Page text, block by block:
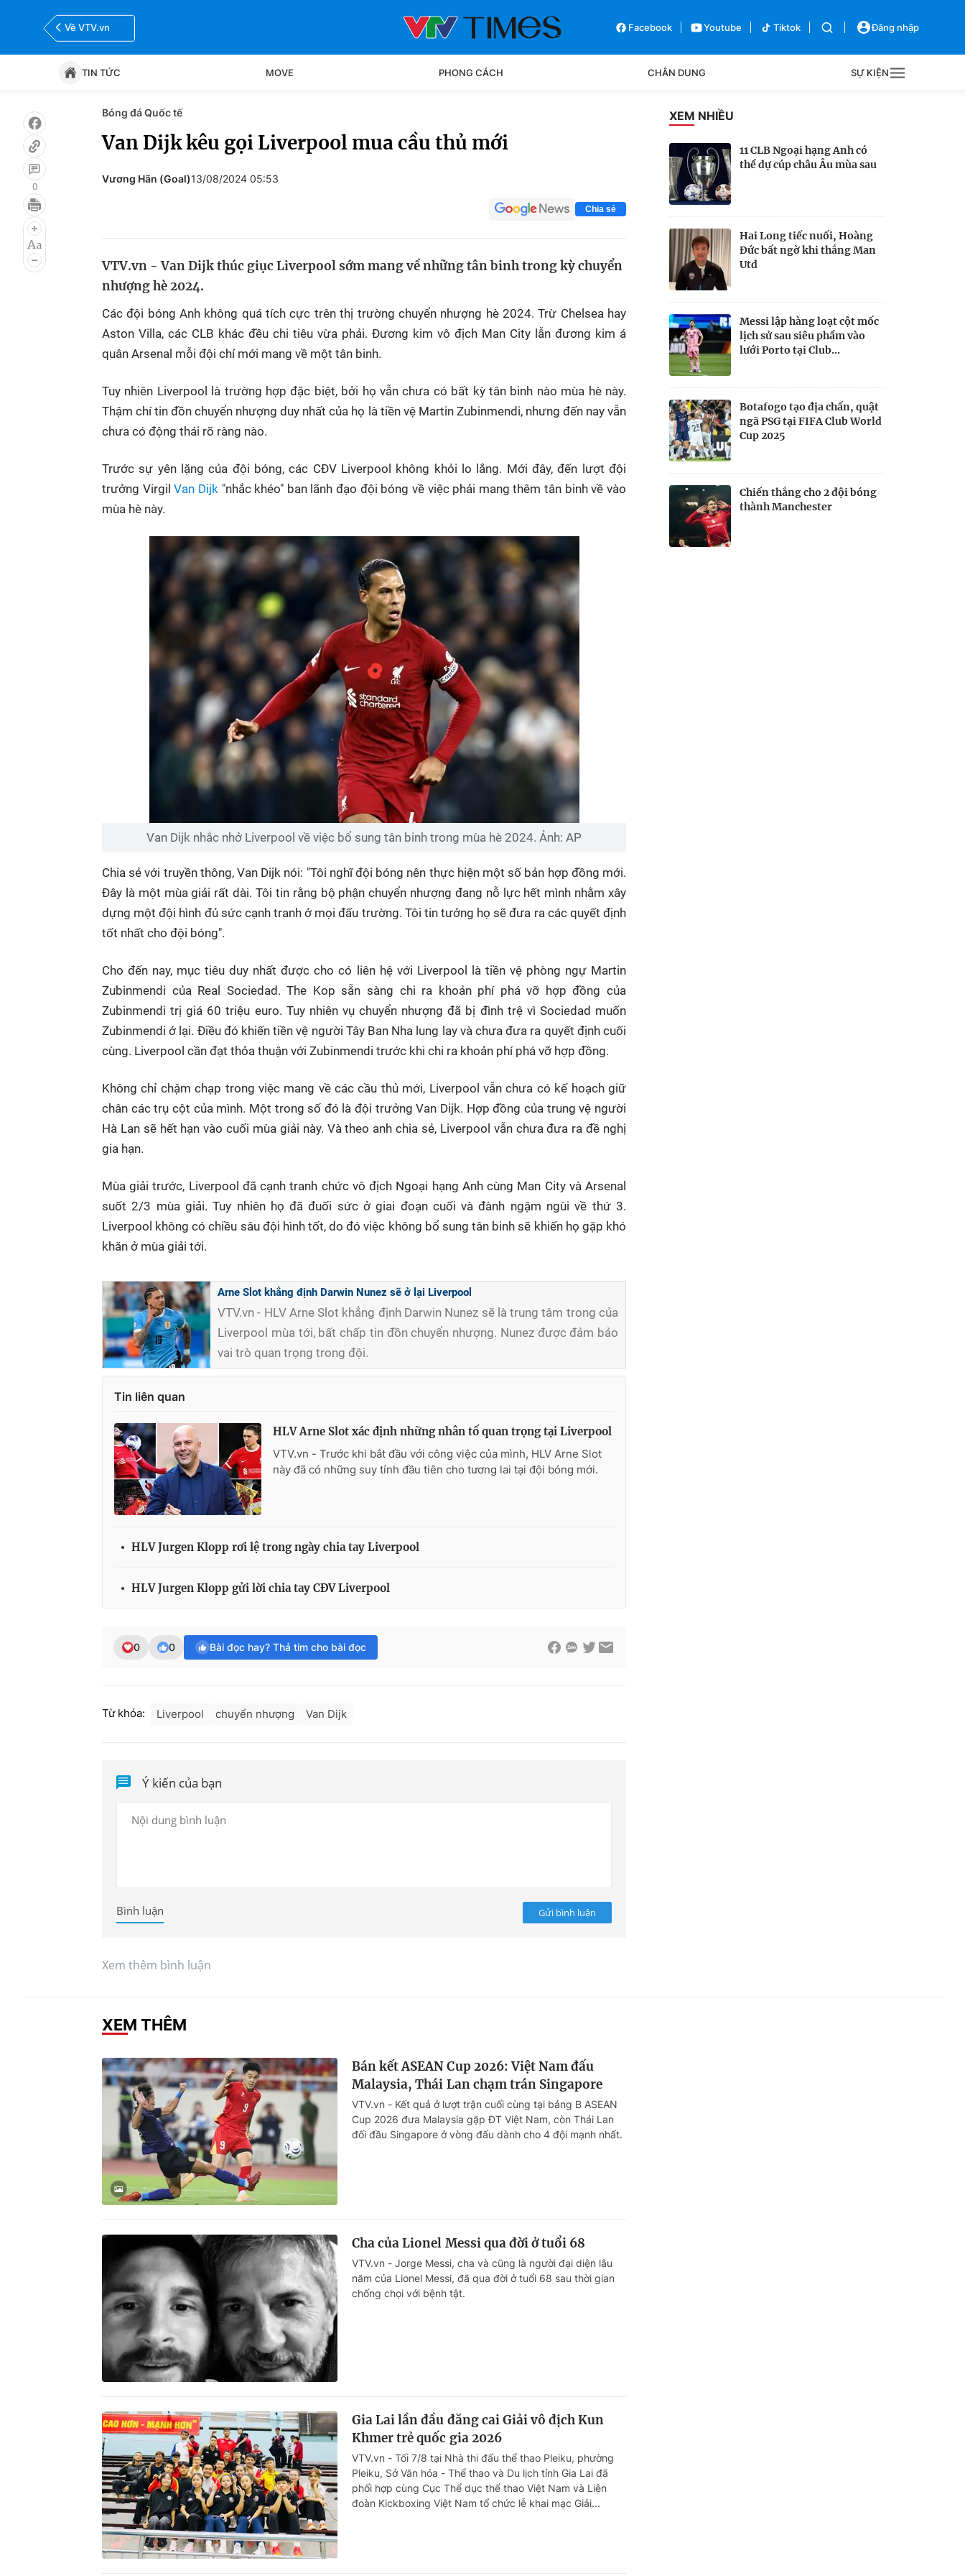
Về VTV.vn Facebook Youtube Tiktok Đăng nhập
TIN TỨC MOVE PHONG CÁCH CHÂN DUNG SỰ KIỆN
Tin tức
Bóng đá Bên lề
0
Bóng đá Quốc tế
Van Dijk kêu gọi Liverpool mua cầu thủ mới
Vương Hãn (Goal)13/08/2024 05:53
Chia sẻ
VTV.vn - Van Dijk thúc giục Liverpool sớm mang về những tân binh trong kỳ chuyển
nhượng hè 2024.
Các đội bóng Anh không quá tích cực trên thị trường chuyển nhượng hè 2024. Trừ Chelsea hay
Aston Villa, các CLB khác đều chi tiêu vừa phải. Đương kim vô địch Man City lẫn đương kim á
quân Arsenal mỗi đội chỉ mới mang về một tân binh.
Tuy nhiên Liverpool là trường hợp đặc biệt, bởi họ vẫn chưa có bất kỳ tân binh nào mùa hè này.
Thậm chí tin đồn chuyển nhượng duy nhất của họ là tiền vệ Martin Zubinmendi, nhưng đến nay vẫn
chưa có động thái rõ ràng nào.
Trước sự yên lặng của đội bóng, các CĐV Liverpool không khỏi lo lắng. Mới đây, đến lượt đội
trưởng VirgilVan Dijk"nhắc khéo" ban lãnh đạo đội bóng về việc phải mang thêm tân binh về vào
mùa hè này.
Van Dijk nhắc nhở Liverpool về việc bổ sung tân binh trong mùa hè 2024. Ảnh: AP
Chia sẻ với truyền thông, Van Dijk nói: "Tôi nghĩ đội bóng nên thực hiện một số bản hợp đồng mới.
Đây là một mùa giải rất dài. Tôi tin rằng bộ phận chuyển nhượng đang nỗ lực hết mình nhằm xây
dựng một đội hình đủ sức cạnh tranh ở mọi đấu trường. Tôi tin tưởng họ sẽ đưa ra các quyết định
tốt nhất cho đội bóng".
Cho đến nay, mục tiêu duy nhất được cho có liên hệ với Liverpool là tiền vệ phòng ngự Martin
Zubinmendi của Real Sociedad. The Kop sẵn sàng chi ra khoản phí phá vỡ hợp đồng của
Zubinmendi trị giá 60 triệu euro. Tuy nhiên vụ chuyển nhượng đã bị đình trệ vì Sociedad muốn
Zubinmendi ở lại. Điều đó khiến tiền vệ người Tây Ban Nha lung lay và chưa đưa ra quyết định cuối
cùng. Liverpool cần đạt thỏa thuận với Zubinmendi trước khi chi ra khoản phí phá vỡ hợp đồng.
Không chỉ chậm chạp trong việc mang về các cầu thủ mới, Liverpool vẫn chưa có kế hoạch giữ
chân các trụ cột của mình. Một trong số đó là đội trưởng Van Dijk. Hợp đồng của trung vệ người
Hà Lan sẽ hết hạn vào cuối mùa giải này. Và theo anh chia sẻ, Liverpool vẫn chưa đưa ra đề nghị
gia hạn.
Mùa giải trước, Liverpool đã cạnh tranh chức vô địch Ngoại hạng Anh cùng Man City và Arsenal
suốt 2/3 mùa giải. Tuy nhiên họ đã đuối sức ở giai đoạn cuối và đành ngậm ngùi về thứ 3.
Liverpool không có chiều sâu đội hình tốt, do đó việc không bổ sung tân binh sẽ khiến họ gặp khó
khăn ở mùa giải tới.
Arne Slot khẳng định Darwin Nunez sẽ ở lại Liverpool
VTV.vn - HLV Arne Slot khẳng định Darwin Nunez sẽ là trung tâm trong của
Liverpool mùa tới, bất chấp tin đồn chuyển nhượng. Nunez được đảm bảo
vai trò quan trọng trong đội.
Tin liên quan
HLV Arne Slot xác định những nhân tố quan trọng tại Liverpool
VTV.vn - Trước khi bắt đầu với công việc của mình, HLV Arne Slot
này đã có những suy tính đầu tiên cho tương lai tại đội bóng mới.
HLV Jurgen Klopp rơi lệ trong ngày chia tay Liverpool
HLV Jurgen Klopp gửi lời chia tay CĐV Liverpool
0 0 Bài đọc hay? Thả tim cho bài đọc
Từ khóa: Liverpool chuyển nhượng Van Dijk
Ý kiến của bạn
Gửi bình luận
Bình luận
Xem thêm bình luận
XEM NHIỀU
11 CLB Ngoại hạng Anh có
thể dự cúp châu Âu mùa sau
Hai Long tiếc nuối, Hoàng
Đức bất ngờ khi thắng Man
Utd
Messi lập hàng loạt cột mốc
lịch sử sau siêu phẩm vào
lưới Porto tại Club...
Botafogo tạo địa chấn, quật
ngã PSG tại FIFA Club World
Cup 2025
Chiến thắng cho 2 đội bóng
thành Manchester
XEM THÊM
Bán kết ASEAN Cup 2026: Việt Nam đấu
Malaysia, Thái Lan chạm trán Singapore
VTV.vn - Kết quả ở lượt trận cuối cùng tại bảng B ASEAN
Cup 2026 đưa Malaysia gặp ĐT Việt Nam, còn Thái Lan
đối đầu Singapore ở vòng đấu dành cho 4 đội mạnh nhất.
Cha của Lionel Messi qua đời ở tuổi 68
VTV.vn - Jorge Messi, cha và cũng là người đại diện lâu
năm của Lionel Messi, đã qua đời ở tuổi 68 sau thời gian
chống chọi với bệnh tật.
Gia Lai lần đầu đăng cai Giải vô địch Kun
Khmer trẻ quốc gia 2026
VTV.vn - Tối 7/8 tại Nhà thi đấu thể thao Pleiku, phường
Pleiku, Sở Văn hóa - Thể thao và Du lịch tỉnh Gia Lai đã
phối hợp cùng Cục Thể dục thể thao Việt Nam và Liên
đoàn Kickboxing Việt Nam tổ chức lễ khai mạc Giải...